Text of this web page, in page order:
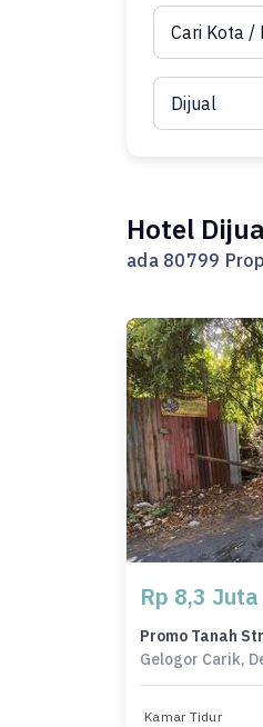
Dijual
Hotel
ada 80799
Rp 8,3 Juta
Gelogor Carik,
Kamar Tidur